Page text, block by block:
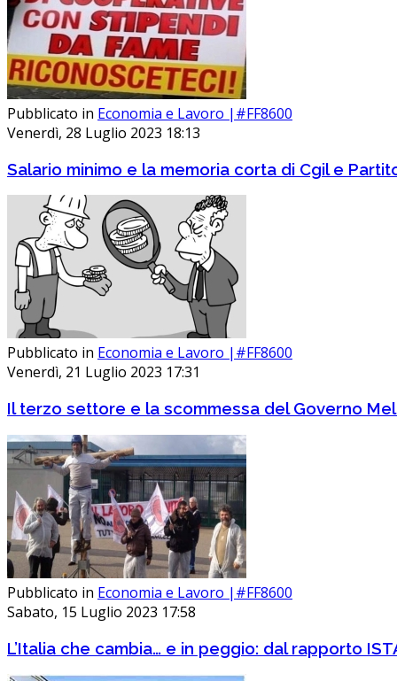
Pubblicato in Economia e Lavoro |#FF8600
Venerdì, 28 Luglio 2023 18:13
Salario minimo e la memoria corta di Cgil e
Pubblicato in Economia e Lavoro |#FF8600
Venerdì, 21 Luglio 2023 17:31
Il terzo settore e la scommessa del Governo
Pubblicato in Economia e Lavoro |#FF8600
Sabato, 15 Luglio 2023 17:58
L’Italia che cambia… e in peggio: dal rapporto